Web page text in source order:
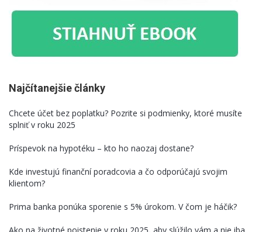
Najčítanejšie články
Chcete účet bez poplatku? Pozrite si podmienky, ktoré musíte
splniť v roku 2025
Príspevok na hypotéku – kto ho naozaj dostane?
Kde investujú finanční poradcovia a čo odporúčajú svojim
klientom?
Prima banka ponúka sporenie s 5% úrokom. V čom je háčik?